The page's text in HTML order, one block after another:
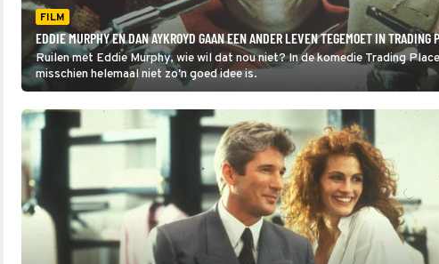
FILM
EDDIE MURPHY EN DAN AYKROYD GAAN EEN ANDER LEVEN TEGEMOET IN TRADING
Ruilen met Eddie Murphy, wie wil dat nou niet? In de komedie Trading
misschien helemaal niet zo'n goed idee is.